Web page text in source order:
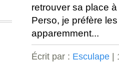
retrouver sa place
Perso, je préfère
apparemment...
Écrit par : Esculape |